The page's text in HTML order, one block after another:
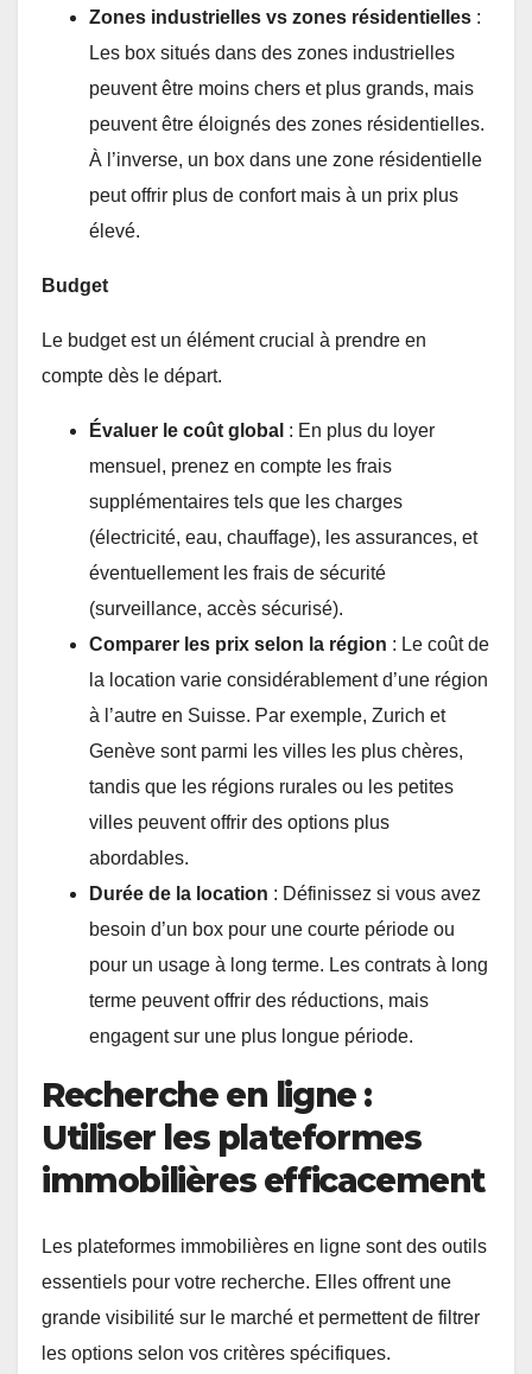
Zones industrielles vs zones résidentielles :
Les box situés dans des zones industrielles
peuvent être moins chers et plus grands, mais
peuvent être éloignés des zones résidentielles.
À l’inverse, un box dans une zone résidentielle
peut offrir plus de confort mais à un prix plus
élevé.
Budget
Le budget est un élément crucial à prendre en
compte dès le départ.
Évaluer le coût global : En plus du loyer
mensuel, prenez en compte les frais
supplémentaires tels que les charges
(électricité, eau, chauffage), les assurances, et
éventuellement les frais de sécurité
(surveillance, accès sécurisé).
Comparer les prix selon la région : Le coût de
la location varie considérablement d’une région
à l’autre en Suisse. Par exemple, Zurich et
Genève sont parmi les villes les plus chères,
tandis que les régions rurales ou les petites
villes peuvent offrir des options plus
abordables.
Durée de la location : Définissez si vous avez
besoin d’un box pour une courte période ou
pour un usage à long terme. Les contrats à long
terme peuvent offrir des réductions, mais
engagent sur une plus longue période.
Recherche en ligne :
Utiliser les plateformes
immobilières efficacement
Les plateformes immobilières en ligne sont des outils
essentiels pour votre recherche. Elles offrent une
grande visibilité sur le marché et permettent de filtrer
les options selon vos critères spécifiques.